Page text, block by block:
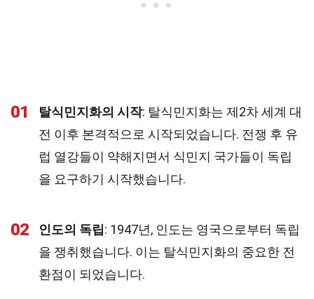
01 탈식민지화의 시작: 탈식민지화는 제2차 세계 대
전 이후 본격적으로 시작되었습니다. 전쟁 후 유
럽 열강들이 약해지면서 식민지 국가들이 독립
을 요구하기 시작했습니다.
02 인도의 독립: 1947년, 인도는 영국으로부터 독립
을 쟁취했습니다. 이는 탈식민지화의 중요한 전
환점이 되었습니다.